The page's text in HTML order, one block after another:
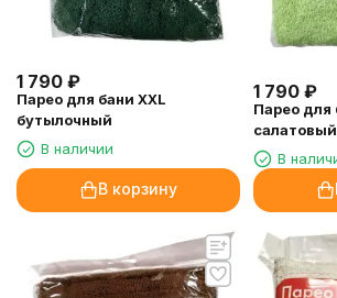
1 790 ₽
Парео для бани XXL
бутылочный
В наличии
В корзину
1 790 ₽
Парео для
салатовый
В